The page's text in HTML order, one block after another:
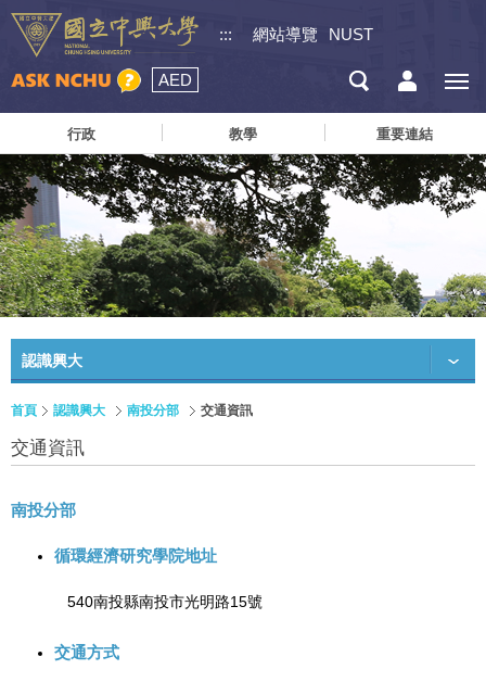
::: 網站導覽 NUST
AED
行政 教學 重要連結
認識興大
首頁 認識興大 南投分部 交通資訊
交通資訊
南投分部
循環經濟研究學院地址
540南投縣南投市光明路15號
交通方式